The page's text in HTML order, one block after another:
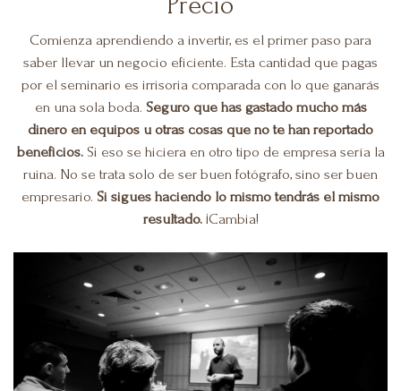
Comienza aprendiendo a invertir, es el primer paso para
saber llevar un negocio eficiente. Esta cantidad que pagas
por el seminario es irrisoria comparada con lo que ganarás
en una sola boda. Seguro que has gastado mucho más
dinero en equipos u otras cosas que no te han reportado
beneficios.Si eso se hiciera en otro tipo de empresa sería la
ruina. No se trata solo de ser buen fotógrafo, sino ser buen
empresario. Si sigues haciendo lo mismo tendrás el mismo
resultado.¡Cambia!